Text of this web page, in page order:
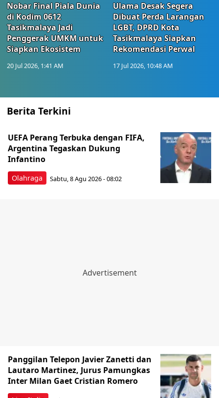
Nobar Final Piala Dunia
di Kodim 0612
Tasikmalaya Jadi
Penggerak UMKM untuk
Siapkan Ekosistem
20 Jul 2026, 1:41 AM
Ulama Desak Segera
Dibuat Perda Larangan
LGBT, DPRD Kota
Tasikmalaya Siapkan
Rekomendasi Perwal
17 Jul 2026, 10:48 AM
Berita Terkini
Olahraga
UEFA Perang Terbuka dengan FIFA,
Argentina Tegaskan Dukung
Infantino
Sabtu, 8 Agu 2026 - 08:02
Panggilan Telepon Javier Zanetti dan
Lautaro Martinez, Jurus Pamungkas
Inter Milan Gaet Cristian Romero